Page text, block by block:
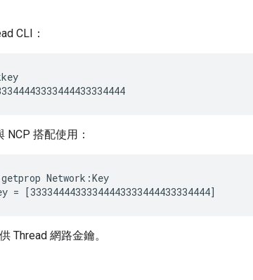
CLI：
NCP 搭配使用：
Network:Key
Thread 網路金鑰。